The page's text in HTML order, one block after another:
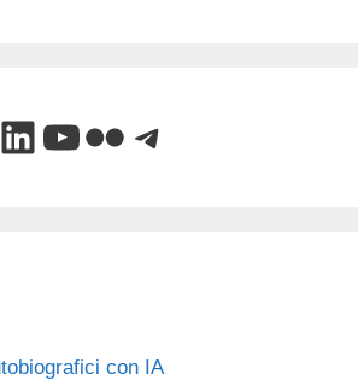
LinkedIn
YouTube
FlickrTelegram
con IA